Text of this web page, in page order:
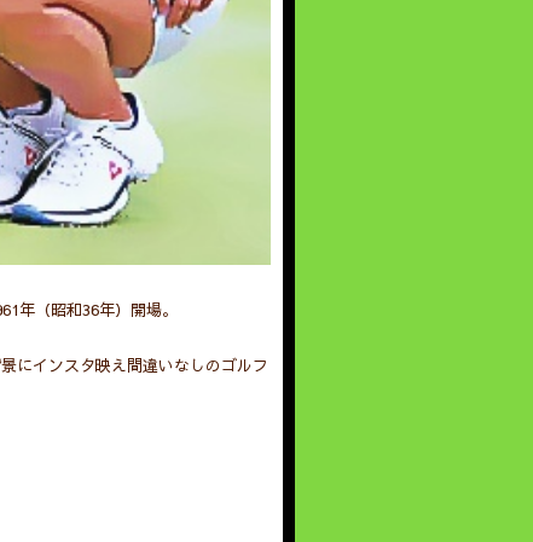
年（昭和36年）開場。
にインスタ映え間違いなしのゴルフ